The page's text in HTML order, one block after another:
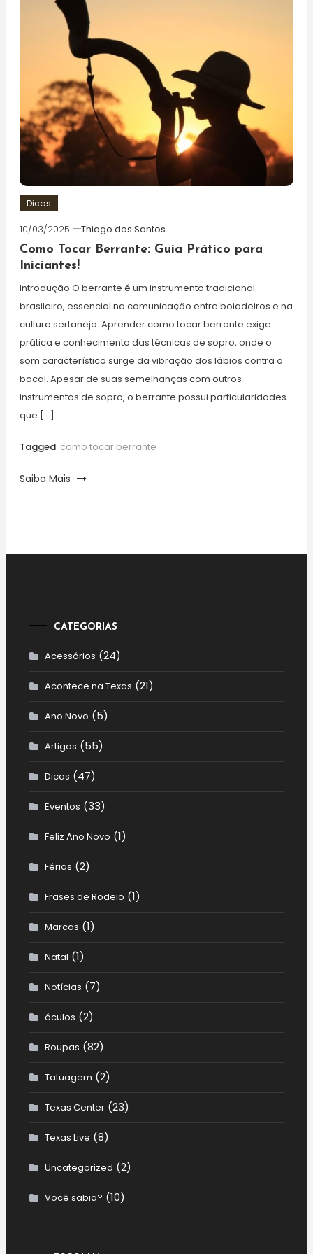
Dicas
10/03/2025
Thiago dos Santos
Como Tocar Berrante: Guia Prático para
Iniciantes!
Introdução O berrante é um instrumento tradicional
brasileiro, essencial na comunicação entre boiadeiros e na
cultura sertaneja. Aprender como tocar berrante exige
prática e conhecimento das técnicas de sopro, onde o
som característico surge da vibração dos lábios contra o
bocal. Apesar de suas semelhanças com outros
instrumentos de sopro, o berrante possui particularidades
que […]
Tagged como tocar berrante
Saiba Mais
CATEGORIAS
Acessórios (24)
Acontece na Texas (21)
Ano Novo (5)
Artigos (55)
Dicas (47)
Eventos (33)
Feliz Ano Novo (1)
Férias (2)
Frases de Rodeio (1)
Marcas (1)
Natal (1)
Notícias (7)
óculos (2)
Roupas (82)
Tatuagem (2)
Texas Center(23)
Texas Live (8)
Uncategorized (2)
Você sabia? (10)